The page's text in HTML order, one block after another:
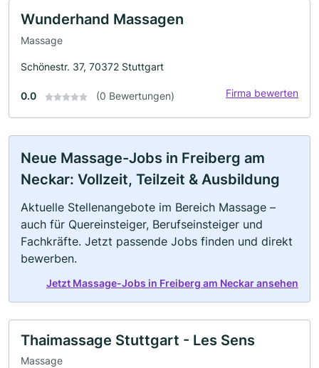
Wunderhand Massagen
Massage
Schönestr. 37, 70372 Stuttgart
0.0 (0 Bewertungen) Firma bewerten
Neue Massage-Jobs in Freiberg am
Neckar: Vollzeit, Teilzeit & Ausbildung
Aktuelle Stellenangebote im Bereich Massage –
auch für Quereinsteiger, Berufseinsteiger und
Fachkräfte. Jetzt passende Jobs finden und direkt
bewerben.
Jetzt Massage-Jobs in Freiberg am Neckar ansehen
Thaimassage Stuttgart - Les Sens
Massage